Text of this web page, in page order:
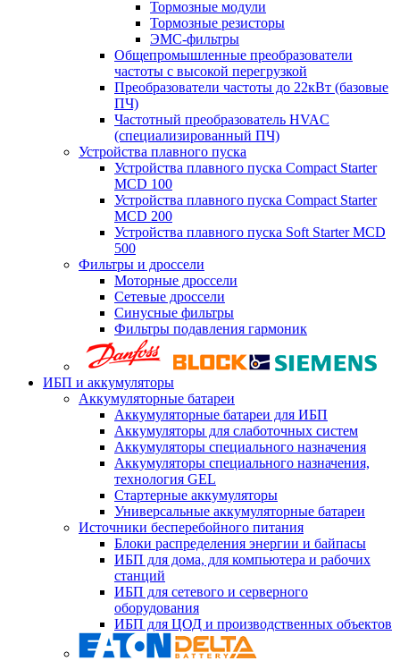
Тормозные модули
Тормозные резисторы
ЭМС-фильтры
Общепромышленные преобразователи
частоты с высокой перегрузкой
Преобразователи частоты до 22кВт (базовые
ПЧ)
Частотный преобразователь HVAC
(специализированный ПЧ)
Устройства плавного пуска
Устройства плавного пуска Compact Starter
MCD 100
Устройства плавного пуска Compact Starter
MCD 200
Устройства плавного пуска Soft Starter MCD
500
Фильтры и дроссели
Моторные дроссели
Сетевые дроссели
Синусные фильтры
Фильтры подавления гармоник
ИБП и аккумуляторы
Аккумуляторные батареи
Аккумуляторные батареи для ИБП
Аккумуляторы для слаботочных систем
Аккумуляторы специального назначения
Аккумуляторы специального назначения,
технология GEL
Стартерные аккумуляторы
Универсальные аккумуляторные батареи
Источники бесперебойного питания
Блоки распределения энергии и байпасы
ИБП для дома, для компьютера и рабочих
станций
ИБП для сетевого и серверного
оборудования
ИБП для ЦОД и производственных объектов